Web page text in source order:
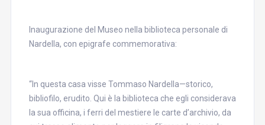
Inaugurazione del Museo nella biblioteca personale di
Nardella, con epigrafe commemorativa:
“In questa casa visse Tommaso Nardella—storico,
bibliofilo, erudito. Qui è la biblioteca che egli considerava
la sua officina, i ferri del mestiere le carte d’archivio, da